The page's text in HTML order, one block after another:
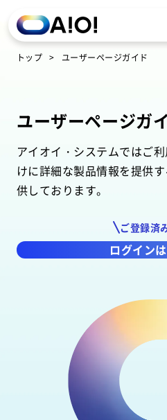
トップ ユーザーページガイド
ユーザーページガ
アイオイ・システムではご
けに詳細な製品情報を提供す
供しております。
ご登録済
ログイン